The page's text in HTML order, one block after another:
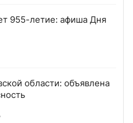
955-летие: афиша Дня
области: объявлена